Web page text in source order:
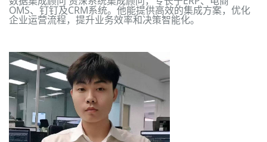
OMS、钉钉及CRM系统。他能提供高效的集成方案，优化
企业运营流程，提升业务效率和决策智能化。